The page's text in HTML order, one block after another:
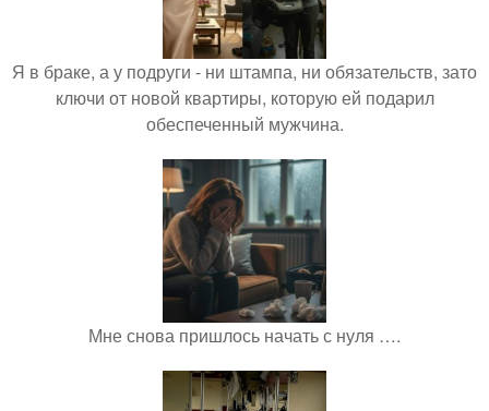
Я в браке, а у подруги - ни штампа, ни обязательств, зато
ключи от новой квартиры, которую ей подарил
обеспеченный мужчина.
Мне снова пришлось начать с нуля ….